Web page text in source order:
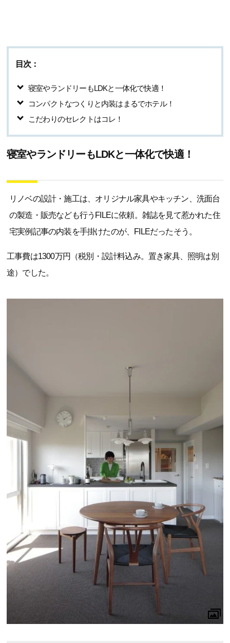
目次：
寝室やランドリーもLDKと一体化で快適！
コンパクトなつくりと内装はまるでホテル！
こだわりのセレクトはコレ！
寝室やランドリーもLDKと一体化で快適！
リノベの設計・施工は、オリジナル家具やキッチン、洗面台
の製造・販売なども行うFILEに依頼。雑誌を見て惹かれた住
宅実例記事の内装を手掛けたのが、FILEだったそう。
工事費は1300万円（税別・設計料込み。置き家具、照明は別
途）でした。